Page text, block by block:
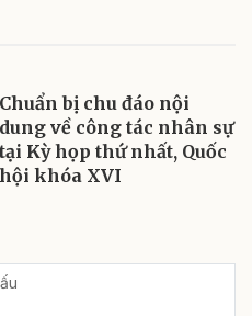
Chuẩn bị chu đáo nội
dung về công tác nhân sự
tại Kỳ họp thứ nhất, Quốc
hội khóa XVI